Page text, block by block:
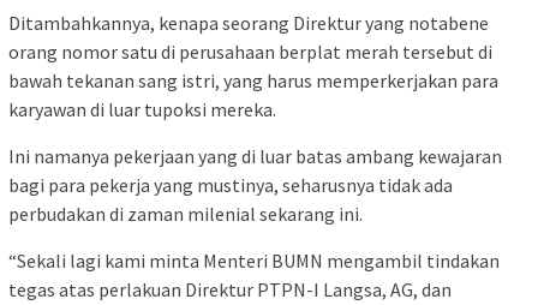
Ditambahkannya, kenapa seorang Direktur yang notabene
orang nomor satu di perusahaan berplat merah tersebut di
bawah tekanan sang istri, yang harus memperkerjakan para
karyawan di luar tupoksi mereka.
Ini namanya pekerjaan yang di luar batas ambang kewajaran
bagi para pekerja yang mustinya, seharusnya tidak ada
perbudakan di zaman milenial sekarang ini.
“Sekali lagi kami minta Menteri BUMN mengambil tindakan
tegas atas perlakuan Direktur PTPN-I Langsa, AG, dan